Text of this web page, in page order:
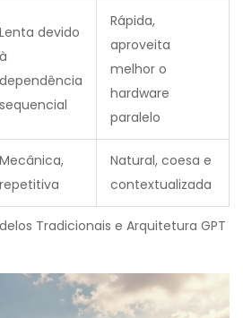
Tradicionais e Arquitetura GPT
Lenta devido
à
dependência
sequencial
Rápida,
aproveita
melhor o
hardware
paralelo
Mecânica,
repetitiva
Natural, coesa e
contextualizada